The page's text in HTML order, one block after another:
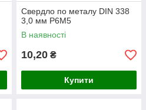
Свердло по металу DIN 338
3,0 мм P6M5
В наявності
10,20 ₴
Купити